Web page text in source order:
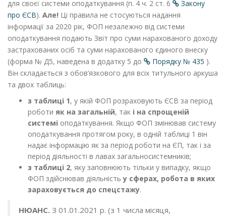
для своєї системи оподаткування (п. 4 ч. 2 ст. 6
Закону
про ЄСВ). Але! Ці правила не стосуються надання
інформації за 2020 рік, ФОП незалежно від системи
оподаткування подають Звіт про суми нарахованого доходу
застрахованих осіб та суми нарахованого єдиного внеску
(форма № Д5, наведена в додатку 5 до
Порядку № 435 ).
Він складається з обов’язкового для всіх титульного аркуша
та двох таблиць:
з таблиці 1, у якій ФОП розраховують ЄСВ за період
роботи як на загальній, так і на спрощеній
системі оподаткування. Якщо ФОП змінював систему
оподаткування протягом року, в одній таблиці 1 він
надає інформацію як за період роботи на ЄП, так і за
період діяльності в лавах загальносистемників;
з таблиці 2, яку заповнюють тільки у випадку, якщо
ФОП здійснював діяльністьу сферах, робота в яких
зараховується до спецстажу.
НЮАНС. З 01.01.2021 р. (з 1 числа місяця,